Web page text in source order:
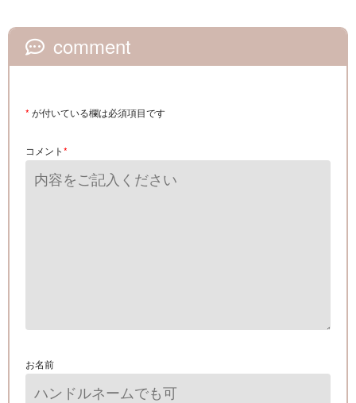
comment
* が付いている欄は必須項目です
コメント*
お名前